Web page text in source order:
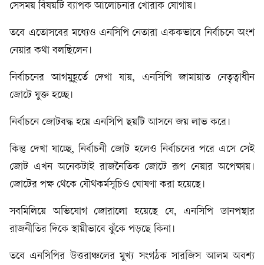
সেসময় বিষয়টি ব্যাপক আলোচনার খোরাক যোগায়।
তবে এতোসবের মধ্যেও এনসিপি নেতারা এককভাবে নির্বাচনে অংশ
নেয়ার কথা বলছিলেন।
নির্বাচনের আগমুহূর্তে দেখা যায়, এনসিপি জামায়াত নেতৃত্বাধীন
জোটে যুক্ত হচ্ছে।
নির্বাচনে জোটবদ্ধ হয়ে এনসিপি ছয়টি আসনে জয় লাভ করে।
কিন্তু দেখা যাচ্ছে, নির্বাচনী জোট হলেও নির্বাচনের পরে এসে সেই
জোট এখন অনেকটাই রাজনৈতিক জোটে রূপ নেয়ার অপেক্ষায়।
জোটের পক্ষ থেকে যৌথকর্মসূচিও ঘোষণা করা হয়েছে।
সবমিলিয়ে অভিযোগ জোরালো হয়েছে যে, এনসিপি ডানপন্থার
রাজনীতির দিকে স্থায়ীভাবে ঝুঁকে পড়ছে কিনা।
তবে এনসিপির উত্তরাঞ্চলের মুখ্য সংগঠক সারজিস আলম অবশ্য